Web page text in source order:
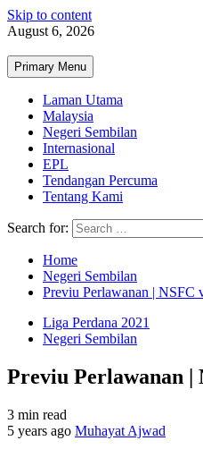
Skip to content
August 6, 2026
Primary Menu
Laman Utama
Malaysia
Negeri Sembilan
Internasional
EPL
Tendangan Percuma
Tentang Kami
Search for:
Home
Negeri Sembilan
Previu Perlawanan | NSFC
Liga Perdana 2021
Negeri Sembilan
Previu Perlawanan |
3 min read
5 years ago Muhayat Ajwad